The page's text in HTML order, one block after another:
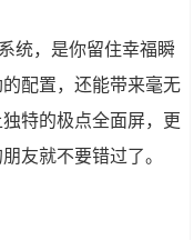
统，是你留住幸福瞬
配置，还能带来毫无
特的极点全面屏，更
友就不要错过了。